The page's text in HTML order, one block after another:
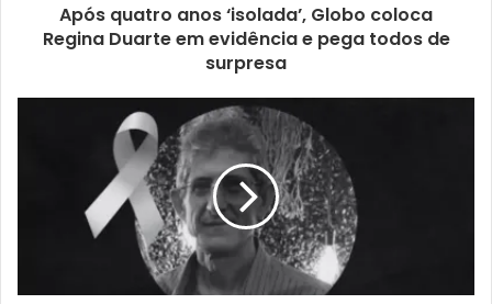
Após quatro anos ‘isolada’, Globo coloca
Regina Duarte em evidência e pega todos de
surpresa